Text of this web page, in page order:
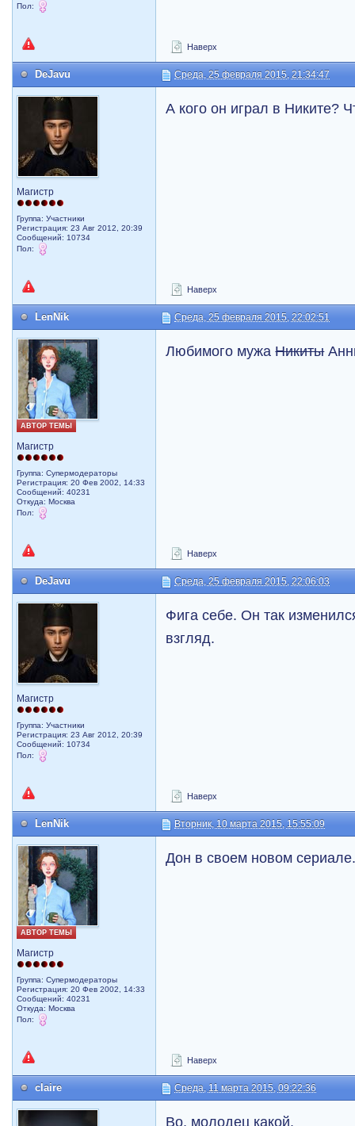
Пол:
Наверх
DeJavu Среда, 25 февраля 2015, 21:34:47
Магистр
Группа: Участники
Регистрация: 23 Авг 2012, 20:39
Сообщений: 10734
Пол:
А кого он играл в Никите?
Наверх
LenNik Среда, 25 февраля 2015, 22:02:51
АВТОР ТЕМЫ
Магистр
Группа: Супермодераторы
Регистрация: 20 Фев 2002, 14:33
Сообщений: 40231
Откуда: Москва
Пол:
Любимого мужаНикиты
Наверх
DeJavu Среда, 25 февраля 2015, 22:06:03
Магистр
Группа: Участники
Регистрация: 23 Авг 2012, 20:39
Сообщений: 10734
Пол:
Фига себе. Он так
взгляд.
Наверх
LenNik Вторник, 10 марта 2015, 15:55:09
АВТОР ТЕМЫ
Магистр
Группа: Супермодераторы
Регистрация: 20 Фев 2002, 14:33
Сообщений: 40231
Откуда: Москва
Пол:
Дон в своем новом
Наверх
claire Среда, 11 марта 2015, 09:22:36
Во, молодец какой.